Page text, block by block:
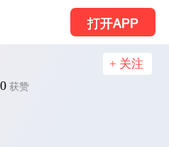
打开APP
0 获赞
+ 关注